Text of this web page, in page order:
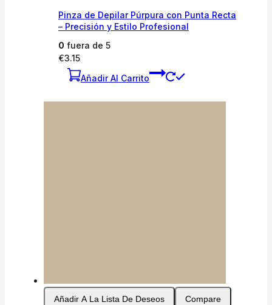
Pinza de Depilar Púrpura con Punta Recta
– Precisión y Estilo Profesional
0 fuera de 5
€3.15
Añadir Al Carrito
Añadir A La Lista De Deseos Compare